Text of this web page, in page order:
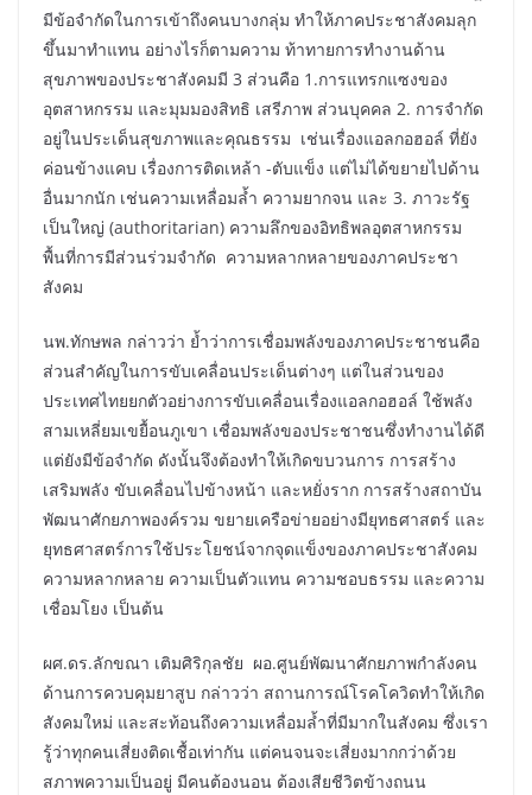
มีข้อจำกัดในการเข้าถึงคนบางกลุ่ม ทำให้ภาคประชาสังคมลุก
ขึ้นมาทำแทน อย่างไรก็ตามความ ท้าทายการทำงานด้าน
สุขภาพของประชาสังคมมี 3 ส่วนคือ 1.การแทรกแซงของ
อุตสาหกรรม และมุมมองสิทธิ เสรีภาพ ส่วนบุคคล 2. การจำกัด
อยู่ในประเด็นสุขภาพและคุณธรรม เช่นเรื่องแอลกอฮอล์ ที่ยัง
ค่อนข้างแคบ เรื่องการติดเหล้า -ตับแข็ง แต่ไม่ได้ขยายไปด้าน
อื่นมากนัก เช่นความเหลื่อมล้ำ ความยากจน และ 3. ภาวะรัฐ
เป็นใหญ่ (authoritarian) ความลึกของอิทธิพลอุตสาหกรรม
พื้นที่การมีส่วนร่วมจำกัด ความหลากหลายของภาคประชา
สังคม
นพ.ทักษพล กล่าวว่า ย้ำว่าการเชื่อมพลังของภาคประชาชนคือ
ส่วนสำคัญในการขับเคลื่อนประเด็นต่างๆ แต่ในส่วนของ
ประเทศไทยยกตัวอย่างการขับเคลื่อนเรื่องแอลกอฮอล์ ใช้พลัง
สามเหลี่ยมเขยื้อนภูเขา เชื่อมพลังของประชาชนซึ่งทำงานได้ดี
แต่ยังมีข้อจำกัด ดังนั้นจึงต้องทำให้เกิดขบวนการ การสร้าง
เสริมพลัง ขับเคลื่อนไปข้างหน้า และหยั่งราก การสร้างสถาบัน
พัฒนาศักยภาพองค์รวม ขยายเครือข่ายอย่างมียุทธศาสตร์ และ
ยุทธศาสตร์การใช้ประโยชน์จากจุดแข็งของภาคประชาสังคม
ความหลากหลาย ความเป็นตัวแทน ความชอบธรรม และความ
เชื่อมโยง เป็นต้น
ผศ.ดร.ลักขณา เติมศิริกุลชัย ผอ.ศูนย์พัฒนาศักยภาพกำลังคน
ด้านการควบคุมยาสูบ กล่าวว่า สถานการณ์โรคโควิดทำให้เกิด
สังคมใหม่ และสะท้อนถึงความเหลื่อมล้ำที่มีมากในสังคม ซึ่งเรา
รู้ว่าทุกคนเสี่ยงติดเชื้อเท่ากัน แต่คนจนจะเสี่ยงมากกว่าด้วย
สภาพความเป็นอยู่ มีคนต้องนอน ต้องเสียชีวิตข้างถนน